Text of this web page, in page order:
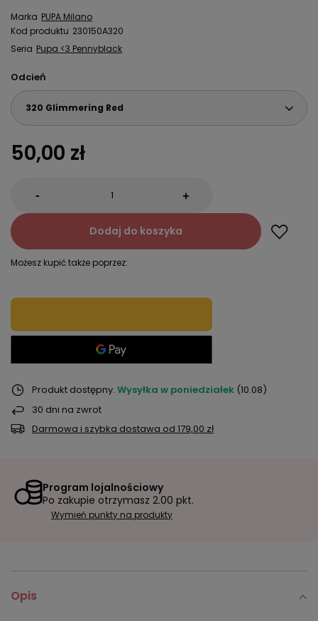
Marka PUPA Milano
Kod produktu 230150A320
Seria Pupa <3 Pennyblack
Odcień
320 Glimmering Red
50,00 zł
- +
Dodaj do koszyka
Możesz kupić także poprzez:
Produkt dostępny Wysyłka w poniedziałek (10.08)
30 dni na zwrot
Darmowa i szybka dostawa od 179,00 zł
Program lojalnościowy
Po zakupie otrzymasz 2.00 pkt.
Wymień punkty na produkty
Opis